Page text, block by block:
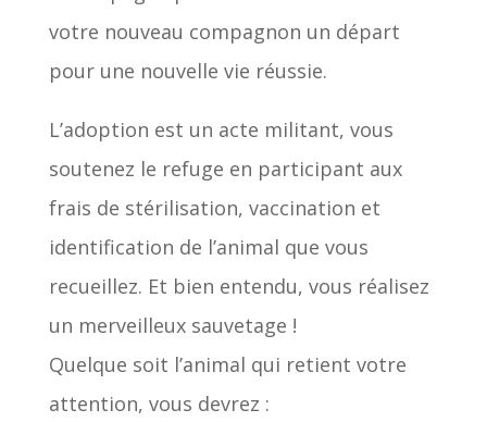
votre nouveau compagnon un départ
pour une nouvelle vie réussie.
L’adoption est un acte militant, vous
soutenez le refuge en participant aux
frais de stérilisation, vaccination et
identification de l’animal que vous
recueillez. Et bien entendu, vous réalisez
un merveilleux sauvetage !
Quelque soit l’animal qui retient votre
attention, vous devrez :